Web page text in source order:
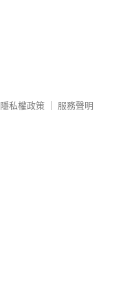
隱私權政策 服務聲明